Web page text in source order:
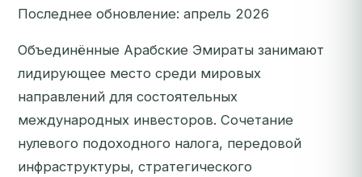
Последнее обновление: апрель 2026
Объединённые Арабские Эмираты занимают
лидирующее место среди мировых
направлений для состоятельных
международных инвесторов. Сочетание
нулевого подоходного налога, передовой
инфраструктуры, стратегического